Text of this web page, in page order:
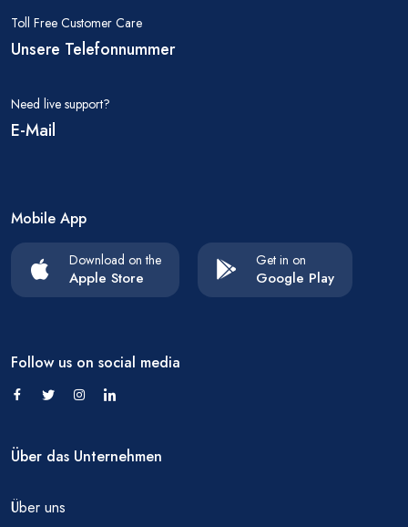
Toll Free Customer Care
Unsere Telefonnummer
Need live support?
E-Mail
Mobile App
Download on the
Apple Store
Get in on
Google Play
Follow us on social media
Über das Unternehmen
Über uns